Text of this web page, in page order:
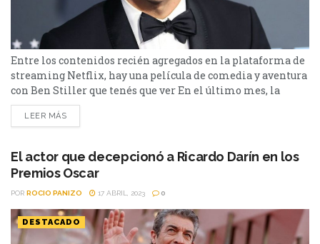
Entre los contenidos recién agregados en la plataforma de
streaming Netflix, hay una película de comedia y aventura
con Ben Stiller que tenés que ver En el último mes, la
plataforma de streaming Netflix agregó varias películas
de géneros variados para sus suscriptores. En este caso te
protagonizada y dirigida por...
LEER MÁS
El actor que decepcionó a Ricardo Darín en los
Premios Oscar
POR ROCIO PANIZO 17 ABRIL, 2023 0
DESTACADO